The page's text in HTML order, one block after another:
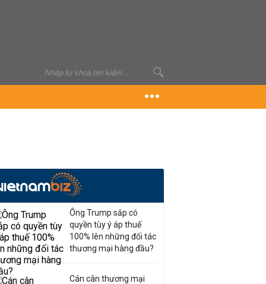
Ông Trump sắp có
quyền tùy ý áp thuế
100% lên những đối tác
thương mại hàng đầu?
Cán cân thương mại